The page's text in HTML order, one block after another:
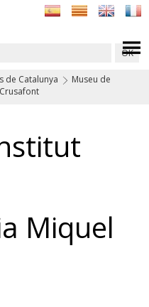
de Catalunya
Museu de
Miquel